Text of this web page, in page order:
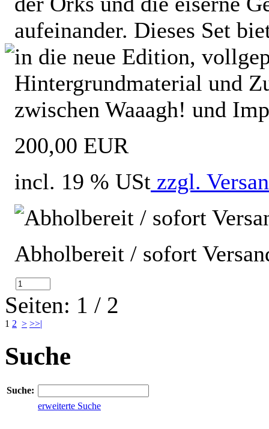
aufeinander. Dieses Set
in die neue Edition,
Hintergrundmaterial und
zwischen Waaagh! und
200,00 EUR
incl. 19 % USt zzgl.
Abholbereit / sofort
Seiten: 1 / 2
1 2 > >>|
Suche
Suche:
erweiterte Suche